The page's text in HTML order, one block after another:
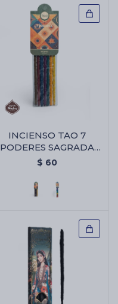
INCIENSO TAO 7
PODERES SAGRADA
MADRE - Varitas 7
$ 60